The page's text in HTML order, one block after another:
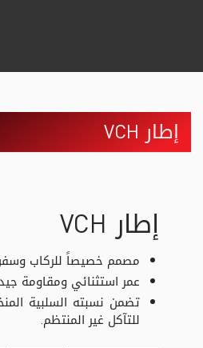
إطار VCH
إطار VCH
مصمم خصيصاً للركاب
عمر استثنائي ومقاومة
تضمن نسبته السلبية
للتآكل غير المنتظم.